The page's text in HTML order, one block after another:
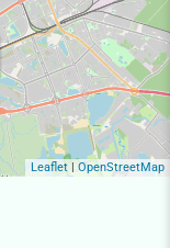
Leaflet OpenStreetMap